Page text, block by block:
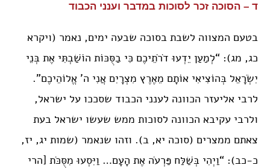
ד – הסוכה זכר לסוכות במדבר וענני הכבוד
בטעם המצווה לשבת בסוכה שבעה ימים, נאמר (ויקרא
כג, מג): “לְמַעַן יֵדְעוּ דֹרֹתֵיכֶם כִּי בַסֻּכּוֹת הוֹשַׁבְתִּי אֶת בְּנֵי
יִשְׂרָאֵל בְּהוֹצִיאִי אוֹתָם מֵאֶרֶץ מִצְרָיִם אֲנִי ה’ אֱלוֹהֵיכֶם”.
לרבי אליעזר הכוונה לענני הכבוד שסככו על ישראל,
ולרבי עקיבא הכוונה לסוכות ממש שעשו ישראל בעת
צאתם ממצרים (סוכה יא, ב). וזהו שנאמר (שמות יג, יז,
כ-כב): “וַיְהִי בְּשַׁלַּח פַּרְעֹה אֶת הָעָם… וַיִּסְעוּ מִסֻּכֹּת [הרי